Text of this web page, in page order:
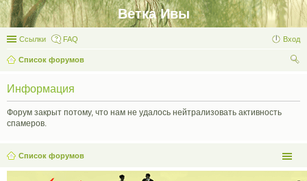
Ветка Ивы
Ссылки FAQ Вход
Список форумов
Информация
Форум закрыт потому, что нам не удалось нейтрализовать активность
спамеров.
Список форумов